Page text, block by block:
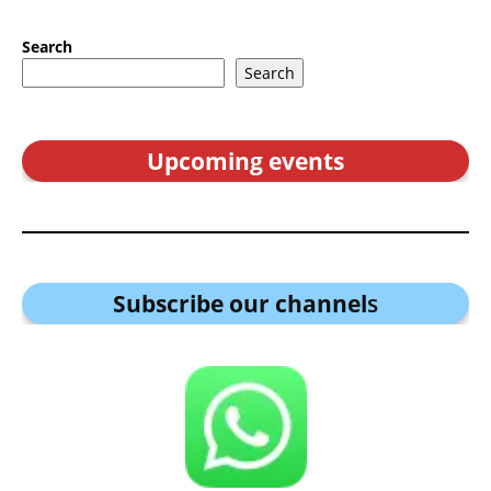
Search
Search
Upcoming events
Subscribe our channels